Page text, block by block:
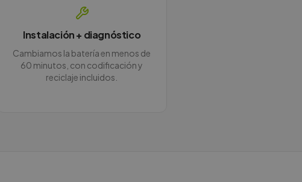
Instalación + diagnóstico
Cambiamos la batería en menos de
60 minutos, con codificación y
reciclaje incluidos.